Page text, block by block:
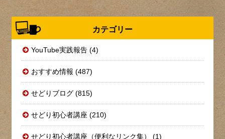
カテゴリー
YouTube実践報告 (4)
おすすめ情報 (487)
せどりブログ (815)
せどり初心者講座 (210)
せどり初心者講座（便利なリンク集） (1)